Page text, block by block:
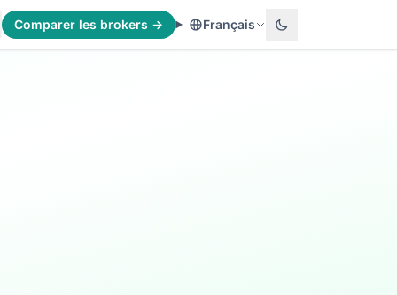
Comparer les brokers → Français